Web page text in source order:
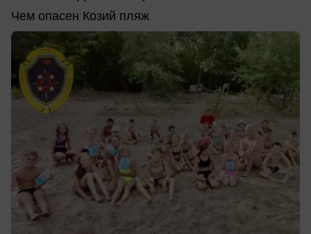
Чем опасен Козий пляж